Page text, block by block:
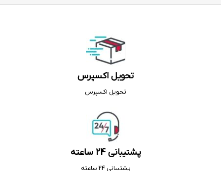
تحویل اکسپرس
تحویل اکسپرس
پشتیبانی 24 ساعته
پشتیبانی 24 ساعته